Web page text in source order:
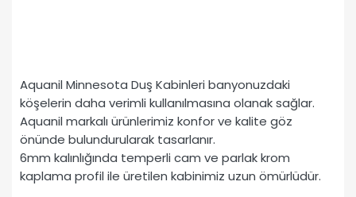
Aquanil Minnesota Duş Kabinleri banyonuzdaki
köşelerin daha verimli kullanılmasına olanak sağlar.
Aquanil markalı ürünlerimiz konfor ve kalite göz
önünde bulundurularak tasarlanır.
6mm kalınlığında temperli cam ve parlak krom
kaplama profil ile üretilen kabinimiz uzun ömürlüdür.